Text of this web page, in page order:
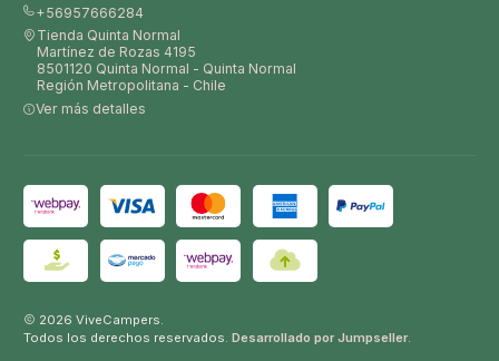
+56957666284
Tienda Quinta Normal
Martínez de Rozas 4195
8501120 Quinta Normal - Quinta Normal
Región Metropolitana - Chile
Ver más detalles
2026 ViveCampers.
Todos los derechos reservados. Desarrollado por Jumpseller.